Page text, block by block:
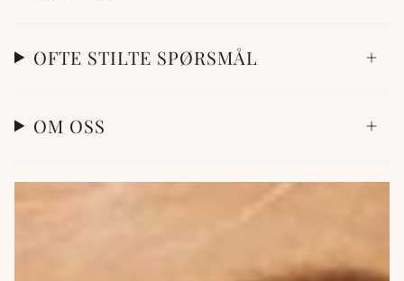
OFTE STILTE SPØRSMÅL
OM OSS